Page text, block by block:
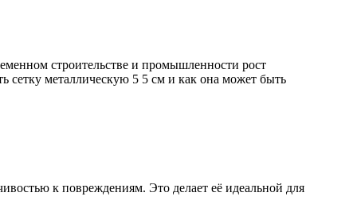
Олово, cвинец, цинк, нихром
Тройники стальные
строительстве и промышленности рост
сетку металлическую 5 5 см и как она может быть
к повреждениям. Это делает её идеальной для